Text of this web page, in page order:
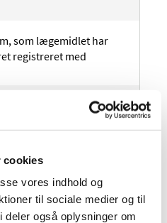
cookies
vores indhold og
til sociale medier og til
også oplysninger om
som lægemidlet har
registreret med
på lægemidlet
indhold af aktive
Feltet indeholder
de første 255 karakterer af